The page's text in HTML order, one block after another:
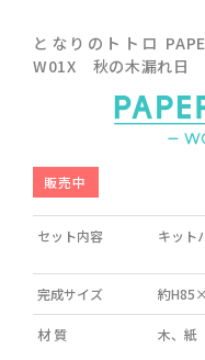
となりのトトロ
W01X 秋の木漏れ日
販売中
セット内容 キット
完成サイズ 約
材 質 木、紙